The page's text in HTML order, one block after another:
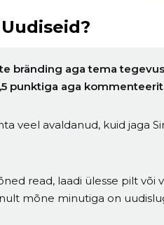
bränding aga tema
punktiga aga
veel avaldanud, kuid jaga
read, laadi ülesse pilt või
mõne minutiga on